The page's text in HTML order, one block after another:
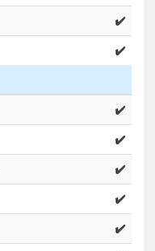
✔️
✔️
✔️
✔️
✔️
✔️
✔️